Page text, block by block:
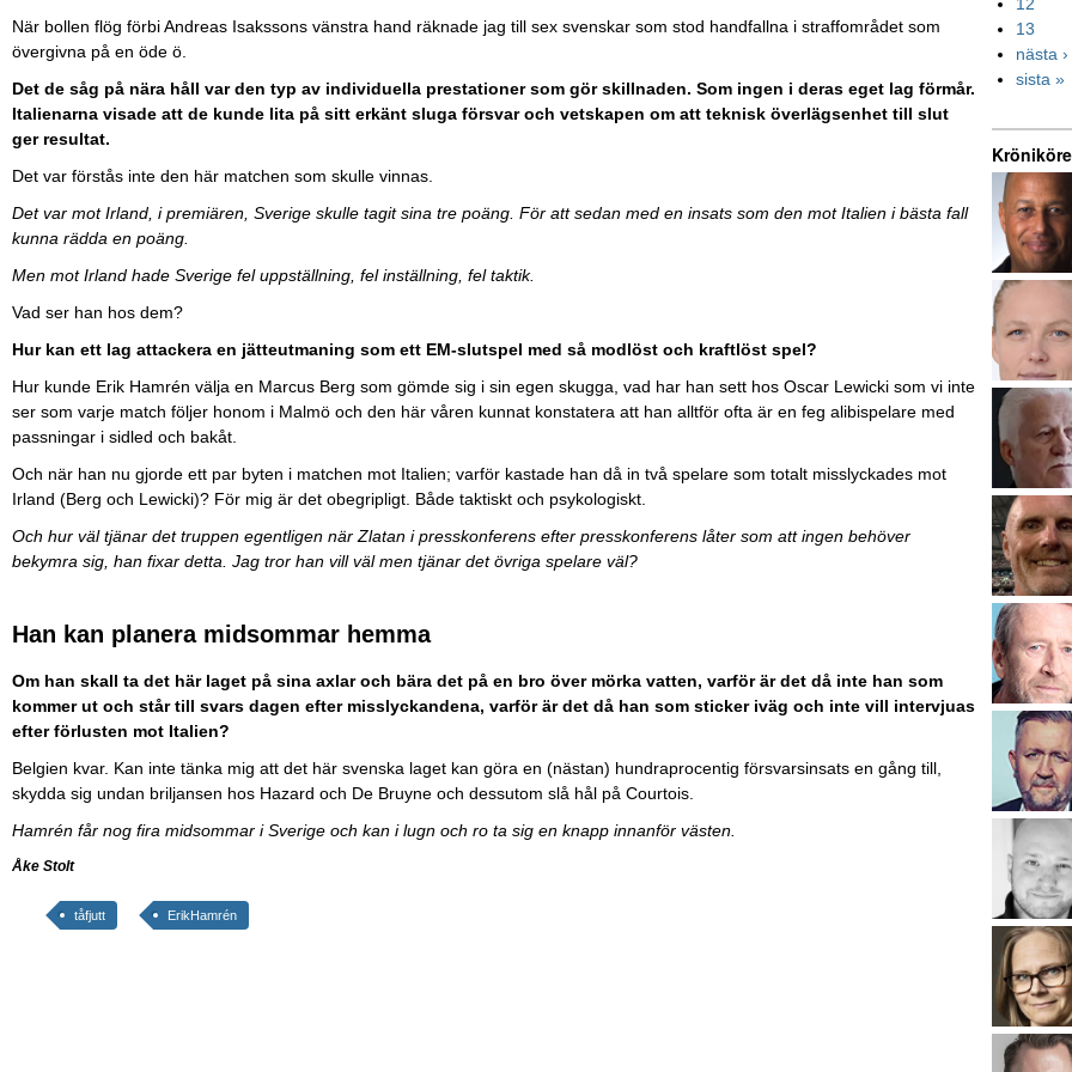
När bollen flög förbi Andreas Isakssons vänstra hand räknade jag till sex svenskar som stod handfallna i straffområdet som
övergivna på en öde ö.
Det de såg på nära håll var den typ av individuella prestationer som gör skillnaden. Som ingen i deras eget lag förmår.
Italienarna visade att de kunde lita på sitt erkänt sluga försvar och vetskapen om att teknisk överlägsenhet till slut
ger resultat.
Det var förstås inte den här matchen som skulle vinnas.
Det var mot Irland, i premiären, Sverige skulle tagit sina tre poäng. För att sedan med en insats som den mot Italien i bästa fall
kunna rädda en poäng.
Men mot Irland hade Sverige fel uppställning, fel inställning, fel taktik.
Vad ser han hos dem?
Hur kan ett lag attackera en jätteutmaning som ett EM-slutspel med så modlöst och kraftlöst spel?
Hur kunde Erik Hamrén välja en Marcus Berg som gömde sig i sin egen skugga, vad har han sett hos Oscar Lewicki som vi inte
ser som varje match följer honom i Malmö och den här våren kunnat konstatera att han alltför ofta är en feg alibispelare med
passningar i sidled och bakåt.
Och när han nu gjorde ett par byten i matchen mot Italien; varför kastade han då in två spelare som totalt misslyckades mot
Irland (Berg och Lewicki)? För mig är det obegripligt. Både taktiskt och psykologiskt.
Och hur väl tjänar det truppen egentligen när Zlatan i presskonferens efter presskonferens låter som att ingen behöver
bekymra sig, han fixar detta. Jag tror han vill väl men tjänar det övriga spelare väl?
Han kan planera midsommar hemma
Om han skall ta det här laget på sina axlar och bära det på en bro över mörka vatten, varför är det då inte han som
kommer ut och står till svars dagen efter misslyckandena, varför är det då han som sticker iväg och inte vill intervjuas
efter förlusten mot Italien?
Belgien kvar. Kan inte tänka mig att det här svenska laget kan göra en (nästan) hundraprocentig försvarsinsats en gång till,
skydda sig undan briljansen hos Hazard och De Bruyne och dessutom slå hål på Courtois.
Hamrén får nog fira midsommar i Sverige och kan i lugn och ro ta sig en knapp innanför västen.
Åke Stolt
tåfjutt ErikHamrén
12
13
nästa ›
sista »